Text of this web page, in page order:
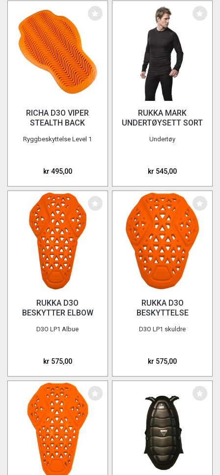
RICHA D3O VIPER
STEALTH BACK
Ryggbeskyttelse Level 1
kr 495,00
RUKKA MARK
UNDERTØYSETT SORT
Undertøy
kr 545,00
RUKKA D3O
BESKYTTER ELBOW
D3O LP1 Albue
kr 575,00
RUKKA D3O
BESKYTTELSE
D3O LP1 skuldre
kr 575,00